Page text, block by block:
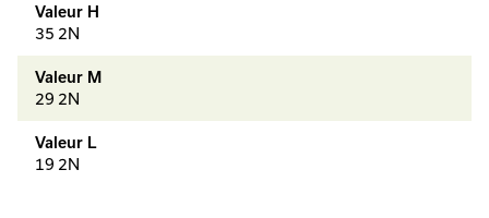
Valeur H
35 2N
Valeur M
29 2N
Valeur L
19 2N